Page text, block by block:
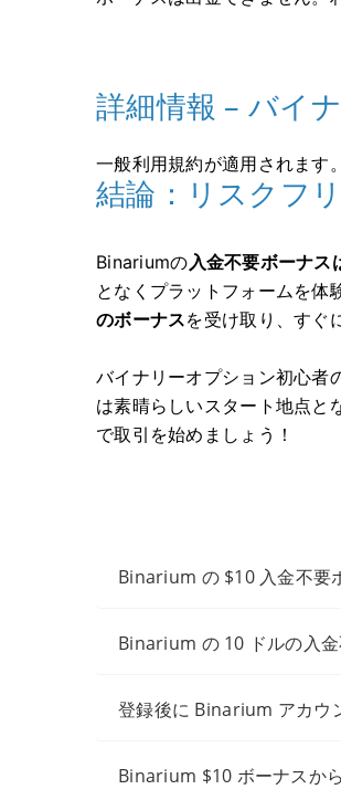
詳細情報 – バイ
一般利用規約が適用されます。
結論：リスクフ
Binariumの 入金不要ボーナス
となくプラットフォームを体
のボーナスを受け取り、すぐ
バイナリーオプション初心者
は素晴らしいスタート地点と
で取引を始めましょう！
Binarium の $10 入金不要
Binarium の 10 ドルの入
登録後に Binarium アカウ
Binarium $10 ボーナスか